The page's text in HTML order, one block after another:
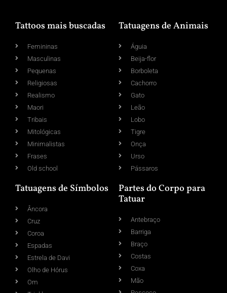
Tattoos mais buscadas
Femininas
Masculinas
Pequenas
Religiosas
Realismo
Maori
Tribais
Mitológicas
Minimalistas
Frases
Old school
Tatuagens de Animais
Águia
Beija-flor
Borboleta
Cachorro
Gato
Leão
Lobo
Tigre
Onça
Urso
Pássaros
Tatuagens de Símbolos
Âncora
Cruz
Coroa
Espadas
Estrela de Davi
Olho de Hórus
Om
Partes do Corpo para
Tatuar
Antebraço
Barriga
Braço
Costas
Coxa
Mão